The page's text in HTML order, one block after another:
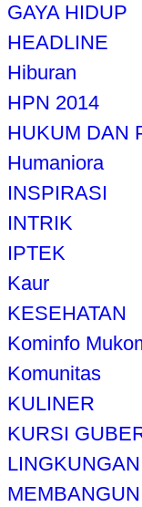
GAYA HIDUP
HEADLINE
Hiburan
HPN 2014
HUKUM DAN
Humaniora
INSPIRASI
INTRIK
IPTEK
Kaur
KESEHATAN
Kominfo
Komunitas
KULINER
KURSI
LINGKUNGAN